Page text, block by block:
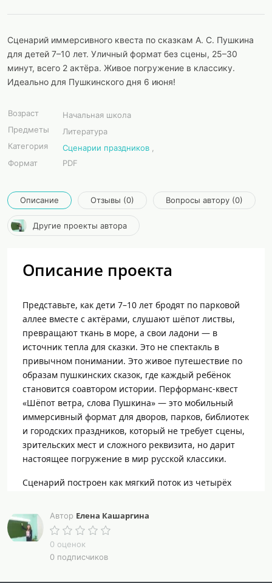
Сценарий иммерсивного квеста по сказкам А. С. Пушкина
для детей 7–10 лет. Уличный формат без сцены, 25–30
минут, всего 2 актёра. Живое погружение в классику.
Идеально для Пушкинского дня 6 июня!
Возраст
Начальная школа
Предметы
Литература
Категория
Сценарии праздников
Формат
PDF
Описание Отзывы (0) Вопросы автору (0)
Другие проекты автора
Описание проекта
Представьте, как дети 7–10 лет бродят по парковой
аллее вместе с актёрами, слушают шёпот листвы,
превращают ткань в море, а свои ладони — в
источник тепла для сказки. Это не спектакль в
привычном понимании. Это живое путешествие по
образам пушкинских сказок, где каждый ребёнок
становится соавтором истории. Перформанс-квест
«Шёпот ветра, слова Пушкина» — это мобильный
иммерсивный формат для дворов, парков, библиотек
и городских праздников, который не требует сцены,
зрительских мест и сложного реквизита, но дарит
настоящее погружение в мир русской классики.
Сценарий построен как мягкий поток из четырёх
Сергеевича Пушкина. Дети учатся благодарности
через движение, находят смелость сказать «я здесь»
в ритме команды, согревают добротой холодный
образ и в финале становятся хранителями сказки.
выходят на подмостки, а движутся среди детей,
Автор Елена Кашаргина
0 оценок
0 подписчиков